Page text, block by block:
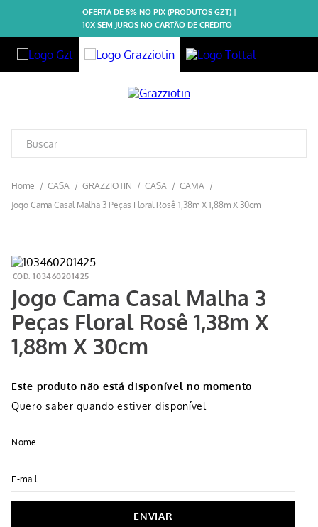
OFERTA DE 5% NO PIX (PRODUTOS GZT) |
10X SEM JUROS NO CARTÃO DE CRÉDITO
CASA GRAZZIOTIN CASA
CAMA
Jogo Cama Casal Malha 3 Peças Floral Rosê 1,38m X 1,88m X 30cm
103460201425
Jogo Cama Casal Malha 3
Peças Floral Rosê 1,38m X
1,88m X 30cm
Este produto não está disponível no momento
Quero saber quando estiver disponível
ENVIAR